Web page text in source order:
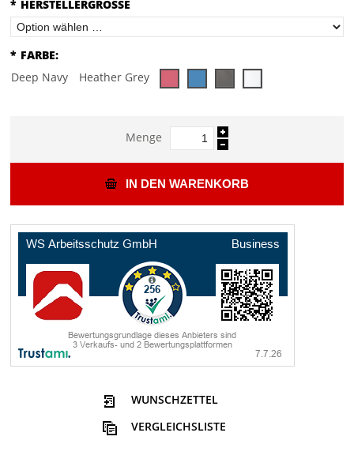
* HERSTELLERGRÖSSE
* FARBE:
Deep Navy
Heather Grey
Menge
IN DEN WARENKORB
WUNSCHZETTEL
VERGLEICHSLISTE